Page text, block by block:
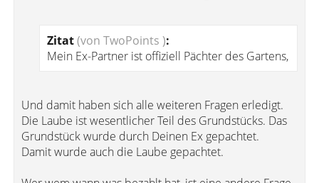
Zitat(von TwoPoints ):
Mein Ex-Partner ist offiziell Pächter des Gartens,
Und damit haben sich alle weiteren Fragen erledigt.
Die Laube ist wesentlicher Teil des Grundstücks. Das
Grundstück wurde durch Deinen Ex gepachtet.
Damit wurde auch die Laube gepachtet.